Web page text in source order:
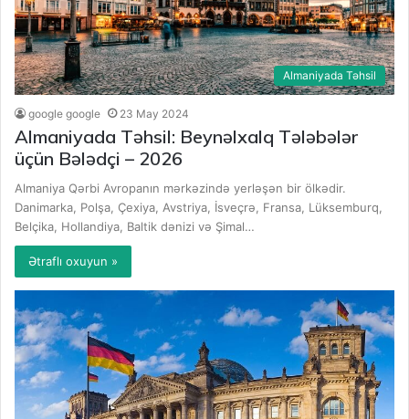
Almaniyada Təhsil
google google 23 May 2024
Almaniyada Təhsil: Beynəlxalq Tələbələr
üçün Bələdçi – 2026
Almaniya Qərbi Avropanın mərkəzində yerləşən bir ölkədir.
Danimarka, Polşa, Çexiya, Avstriya, İsveçrə, Fransa, Lüksemburq,
Belçika, Hollandiya, Baltik dənizi və Şimal…
Ətraflı oxuyun »